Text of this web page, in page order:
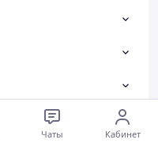
Чаты Кабинет